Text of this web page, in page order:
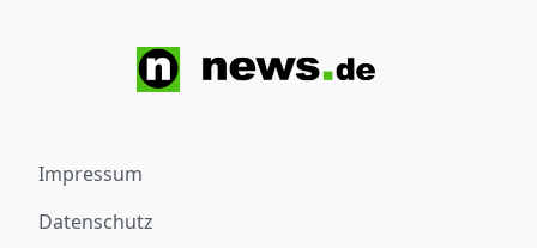
Impressum
Datenschutz